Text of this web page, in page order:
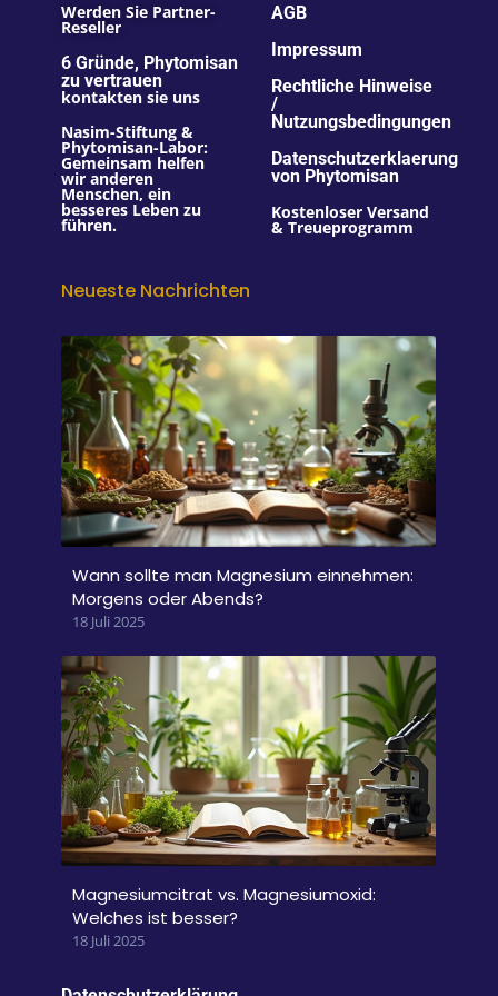
Werden Sie Partner-
Reseller
6 Gründe, Phytomisan
zu vertrauen
kontakten sie uns
Nasim-Stiftung &
Phytomisan-Labor:
Gemeinsam helfen
wir anderen
Menschen, ein
besseres Leben zu
führen.
AGB
Impressum
Rechtliche Hinweise
/
Nutzungsbedingungen
Datenschutzerklaerung
von Phytomisan
Kostenloser Versand
& Treueprogramm
Neueste Nachrichten
Wann sollte man Magnesium einnehmen:
Morgens oder Abends?
18 Juli 2025
Magnesiumcitrat vs. Magnesiumoxid:
Welches ist besser?
18 Juli 2025